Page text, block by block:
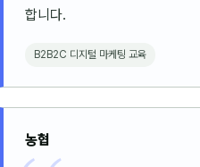
합니다.
B2B2C 디지털 마케팅 교육
농협